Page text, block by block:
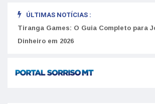
ÚLTIMAS NOTÍCIAS :
Tiranga Games: O Guia Completo para
Dinheiro em 2026